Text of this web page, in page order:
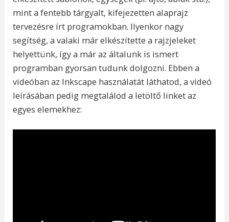
mint a fentebb tárgyalt, kifejezetten alaprajz
tervezésre írt programokban. Ilyenkor nagy
segítség, a valaki már elkészítette a rajzjeleket
helyettünk, így a már az általunk is ismert
programban gyorsan tudunk dolgozni. Ebben a
videóban az Inkscape használatát láthatod, a videó
leírásában pedig megtalálod a letöltő linket az
egyes elemekhez: